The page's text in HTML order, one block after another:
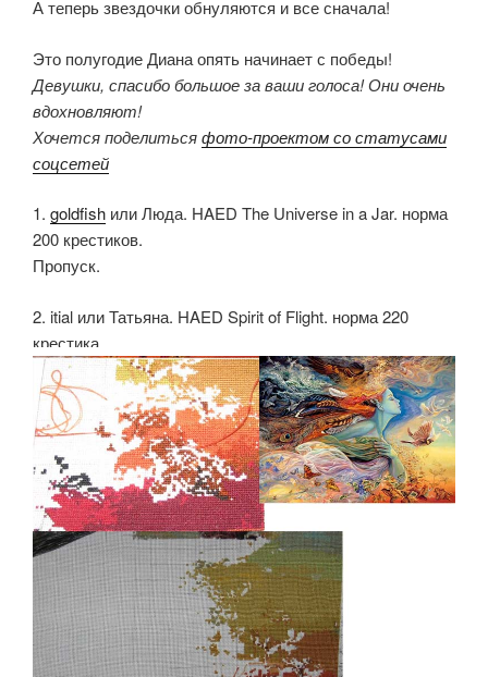
А теперь звездочки обнуляются и все сначала!
Это полугодие Диана опять начинает с победы!
Девушки, спасибо большое за ваши голоса! Они очень
вдохновляют!
Хочется поделитьсяфото-проектом со статусами
соцсетей
1. goldfish или Люда. HAED The Universe in a Jar. норма
200 крестиков.
Пропуск.
2. itial или Татьяна. HAED Spirit of Flight. норма 220
крестика.